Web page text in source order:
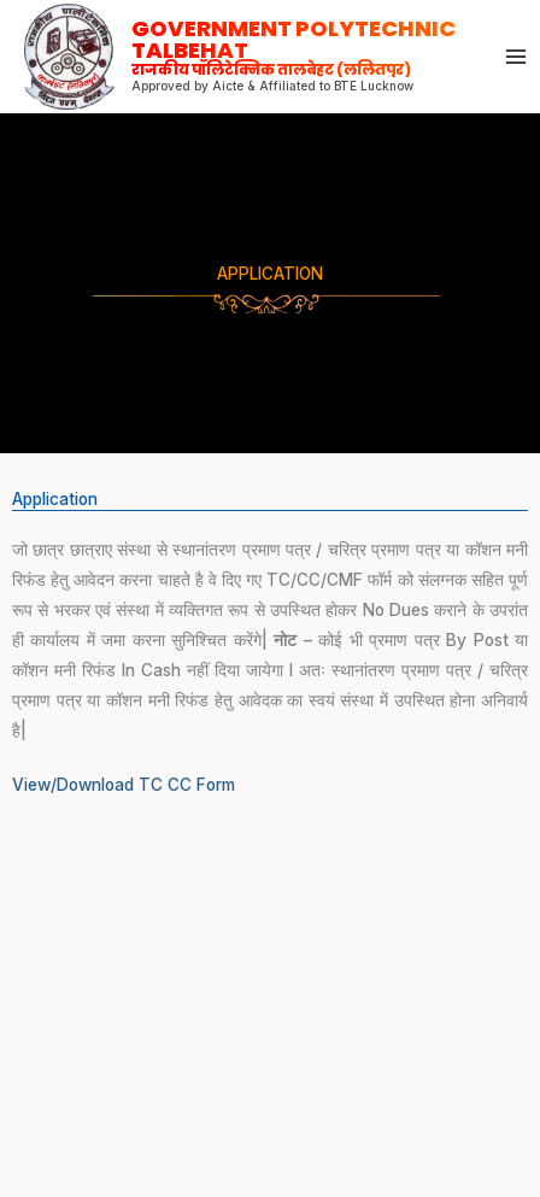
content
GOVERNMENT POLYTECHNIC
TALBEHAT
राजकीय पॉलिटेक्निक तालबेहट (ललितपुर)
Approved by Aicte & Affiliated to BTE Lucknow
APPLICATION
Application
जो छात्र छात्राए संस्था से स्थानांतरण प्रमाण पत्र / चरित्र प्रमाण पत्र या कॉशन मनी
रिफंड हेतु आवेदन करना चाहते है वे दिए गए TC/CC/CMF फॉर्म को संलग्नक सहित पूर्ण
रूप से भरकर एवं संस्था में व्यक्तिगत रूप से उपस्थित होकर No Dues कराने के उपरांत
ही कार्यालय में जमा करना सुनिश्चित करेंगे|नोट– कोई भी प्रमाण पत्र By Post या
कॉशन मनी रिफंड In Cash नहीं दिया जायेगा I अतः स्थानांतरण प्रमाण पत्र / चरित्र
प्रमाण पत्र या कॉशन मनी रिफंड हेतु आवेदक का स्वयं संस्था में उपस्थित होना अनिवार्य
है|
View/Download TC CC Form